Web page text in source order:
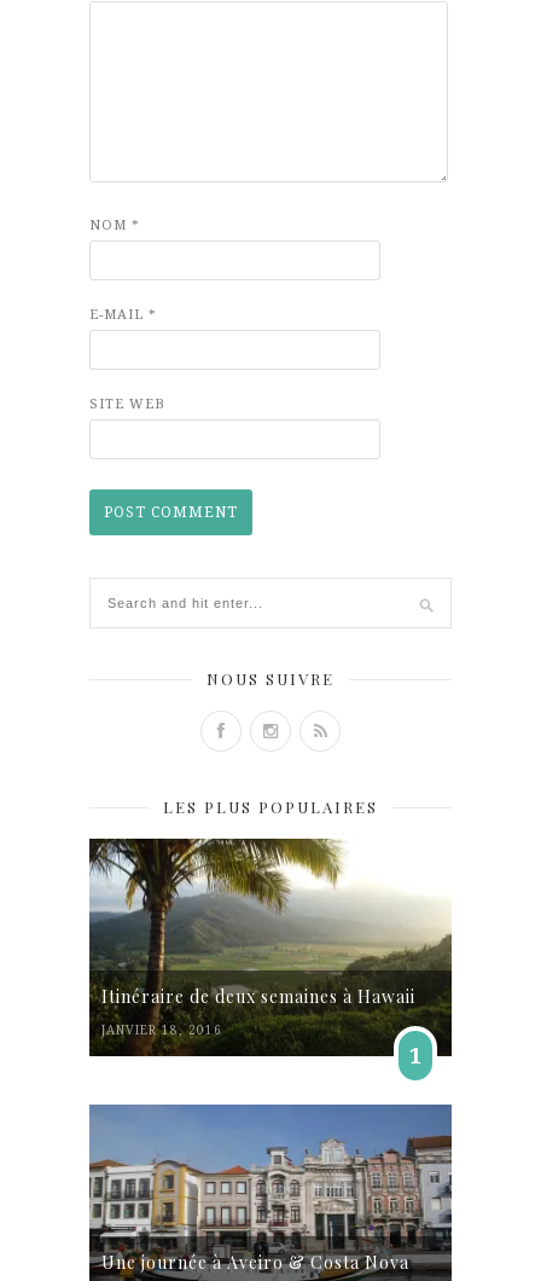
NOM *
E-MAIL *
SITE WEB
NOUS SUIVRE
LES PLUS POPULAIRES
Itinéraire de deux semaines à Hawaii
JANVIER 18, 2016
1
Une journée à Aveiro & Costa Nova